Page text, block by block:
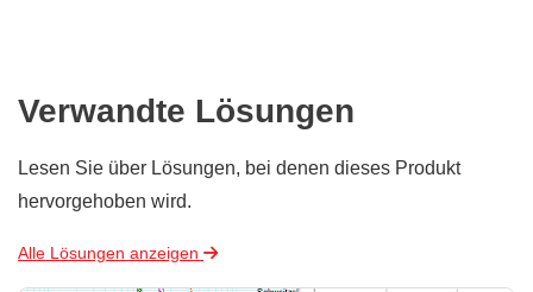
Verwandte Lösungen
Lesen Sie über Lösungen, bei denen dieses Produkt
hervorgehoben wird.
Alle Lösungen anzeigen